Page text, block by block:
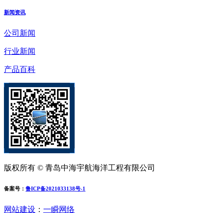
新闻资讯
公司新闻
行业新闻
产品百科
版权所有 © 青岛中海宇航海洋工程有限公司
备案号： 鲁ICP备2021033138号-1
网站建设 ： 一瞬网络